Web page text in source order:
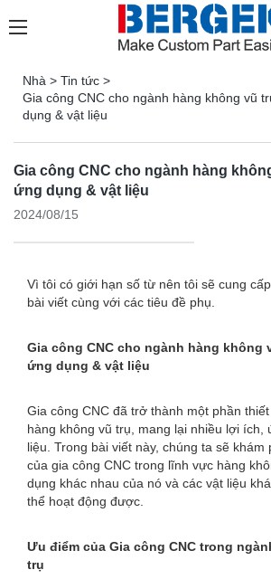
Nhà > Tin tức >
Gia công CNC cho ngành hàng không vũ
dụng & vật liệu
Gia công CNC cho ngành hàng
ứng dụng & vật liệu
2024/08/15
Vì tôi có giới hạn số từ nên tôi sẽ cung
bài viết cùng với các tiêu đề phụ.
Gia công CNC cho ngành hàng không
ứng dụng & vật liệu
Gia công CNC đã trở thành một phần
hàng không vũ trụ, mang lại nhiều lợi ích,
liệu. Trong bài viết này, chúng ta sẽ
của gia công CNC trong lĩnh vực hàng
dụng khác nhau của nó và các vật liệu
thể hoạt động được.
Ưu điểm của Gia công CNC trong
trụ